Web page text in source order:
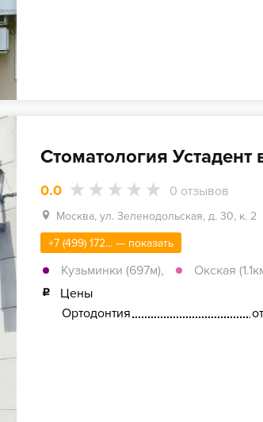
Стоматология Устадент
0.0 0 отзывов
Москва, ул. Зеленодольская, д. 30, к. 2
+7 (499) 172... — показать
Кузьминки (697м),
Окская
Цены
Ортодонтия